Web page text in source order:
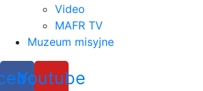
Video
MAFR TV
Muzeum misyjne
Youtube